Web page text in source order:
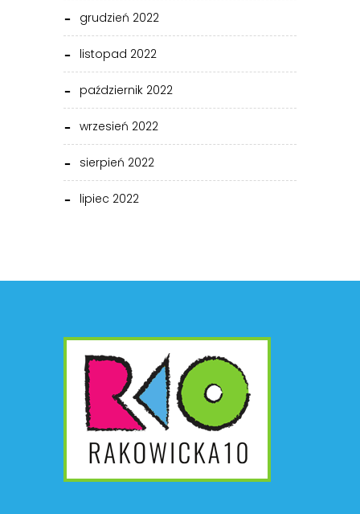
grudzień 2022
listopad 2022
październik 2022
wrzesień 2022
sierpień 2022
lipiec 2022